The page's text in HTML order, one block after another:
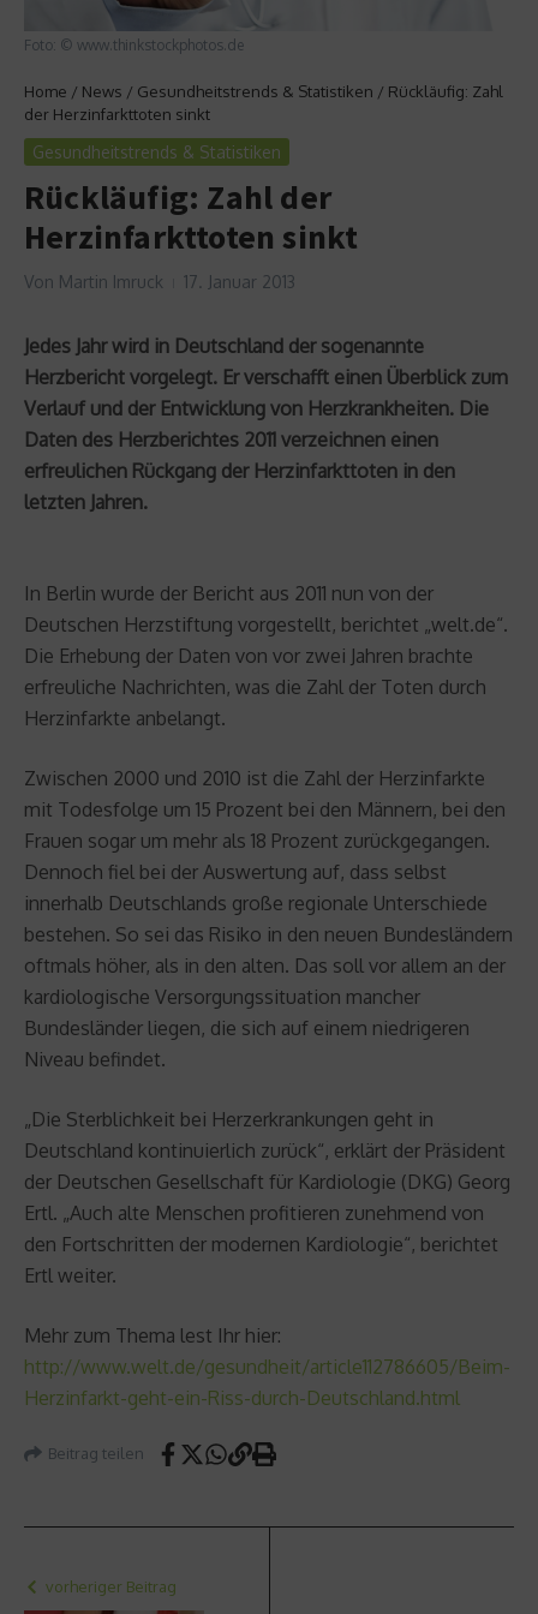
Foto: © www.thinkstockphotos.de
Home / News / Gesundheitstrends & Statistiken / Rückläufig: Zahl
der Herzinfarkttoten sinkt
Gesundheitstrends & Statistiken
Rückläufig: Zahl der
Herzinfarkttoten sinkt
Von Martin Imruck 17. Januar 2013
Jedes Jahr wird in Deutschland der sogenannte
Herzbericht vorgelegt. Er verschafft einen Überblick zum
Verlauf und der Entwicklung von Herzkrankheiten. Die
Daten des Herzberichtes 2011 verzeichnen einen
erfreulichen Rückgang der Herzinfarkttoten in den
letzten Jahren.
In Berlin wurde der Bericht aus 2011 nun von der
Deutschen Herzstiftung vorgestellt, berichtet „welt.de“.
Die Erhebung der Daten von vor zwei Jahren brachte
erfreuliche Nachrichten, was die Zahl der Toten durch
Herzinfarkte anbelangt.
Zwischen 2000 und 2010 ist die Zahl der Herzinfarkte
mit Todesfolge um 15 Prozent bei den Männern, bei den
Frauen sogar um mehr als 18 Prozent zurückgegangen.
Dennoch fiel bei der Auswertung auf, dass selbst
innerhalb Deutschlands große regionale Unterschiede
bestehen. So sei das Risiko in den neuen Bundesländern
oftmals höher, als in den alten. Das soll vor allem an der
kardiologische Versorgungssituation mancher
Bundesländer liegen, die sich auf einem niedrigeren
Niveau befindet.
„Die Sterblichkeit bei Herzerkrankungen geht in
Deutschland kontinuierlich zurück“, erklärt der Präsident
der Deutschen Gesellschaft für Kardiologie (DKG) Georg
Ertl. „Auch alte Menschen profitieren zunehmend von
den Fortschritten der modernen Kardiologie“, berichtet
Ertl weiter.
Mehr zum Thema lest Ihr hier:
http://www.welt.de/gesundheit/article112786605/Beim-
Herzinfarkt-geht-ein-Riss-durch-Deutschland.html
Beitrag teilen
vorheriger Beitrag